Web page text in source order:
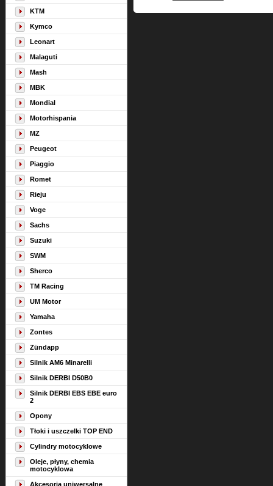
KTM
Kymco
Leonart
Malaguti
Mash
MBK
Mondial
Motorhispania
MZ
Peugeot
Piaggio
Romet
Rieju
Voge
Sachs
Suzuki
SWM
Sherco
TM Racing
UM Motor
Yamaha
Zontes
Zündapp
Silnik AM6 Minarelli
Silnik DERBI D50B0
Silnik DERBI EBS EBE euro
2
Opony
Tłoki i uszczelki TOP END
Cylindry motocyklowe
Oleje, płyny, chemia
motocyklowa
Akcesoria uniwersalne